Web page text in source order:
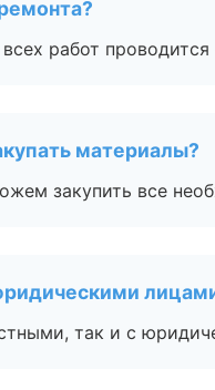
работ
материалы?
закупить все
так и с